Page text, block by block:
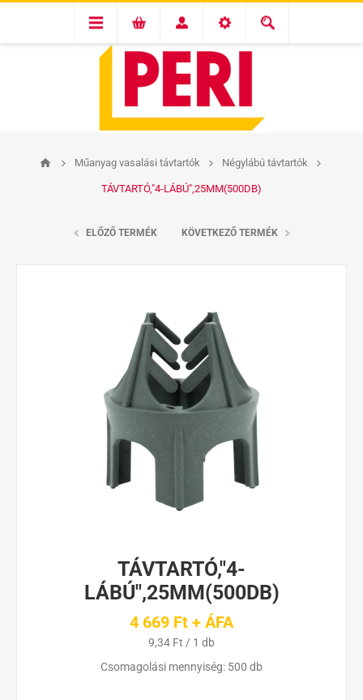
Műanyag vasalási távtartók Négylábú távtartók
TÁVTARTÓ,"4-LÁBÚ",25MM(500DB)
ELŐZŐ TERMÉK KÖVETKEZŐ TERMÉK
TÁVTARTÓ,"4-
LÁBÚ",25MM(500DB)
4 669 Ft + ÁFA
9,34 Ft / 1 db
Csomagolási mennyiség: 500 db